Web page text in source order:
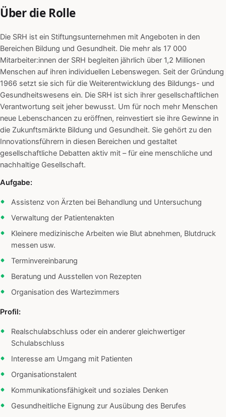
Über die Rolle
Die SRH ist ein Stiftungsunternehmen mit Angeboten in den
Bereichen Bildung und Gesundheit. Die mehr als 17 000
Mitarbeiter:innen der SRH begleiten jährlich über 1,2 Millionen
Menschen auf ihren individuellen Lebenswegen. Seit der Gründung
1966 setzt sie sich für die Weiterentwicklung des Bildungs- und
Gesundheitswesens ein. Die SRH ist sich ihrer gesellschaftlichen
Verantwortung seit jeher bewusst. Um für noch mehr Menschen
neue Lebenschancen zu eröffnen, reinvestiert sie ihre Gewinne in
die Zukunftsmärkte Bildung und Gesundheit. Sie gehört zu den
Innovationsführern in diesen Bereichen und gestaltet
gesellschaftliche Debatten aktiv mit – für eine menschliche und
nachhaltige Gesellschaft.
Aufgabe:
Assistenz von Ärzten bei Behandlung und Untersuchung
Verwaltung der Patientenakten
Kleinere medizinische Arbeiten wie Blut abnehmen, Blutdruck
messen usw.
Terminvereinbarung
Beratung und Ausstellen von Rezepten
Organisation des Wartezimmers
Profil:
Realschulabschluss oder ein anderer gleichwertiger
Schulabschluss
Interesse am Umgang mit Patienten
Organisationstalent
Kommunikationsfähigkeit und soziales Denken
Gesundheitliche Eignung zur Ausübung des Berufes